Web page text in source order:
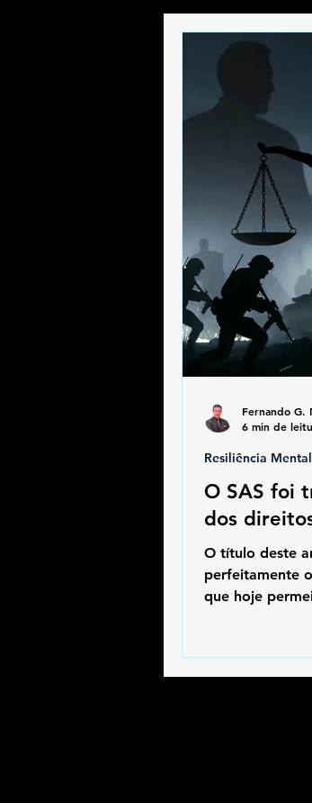
O SAS foi
dos
O título deste
perfeitamente
que hoje
Resiliência Mental
Fernando G.
6 min de